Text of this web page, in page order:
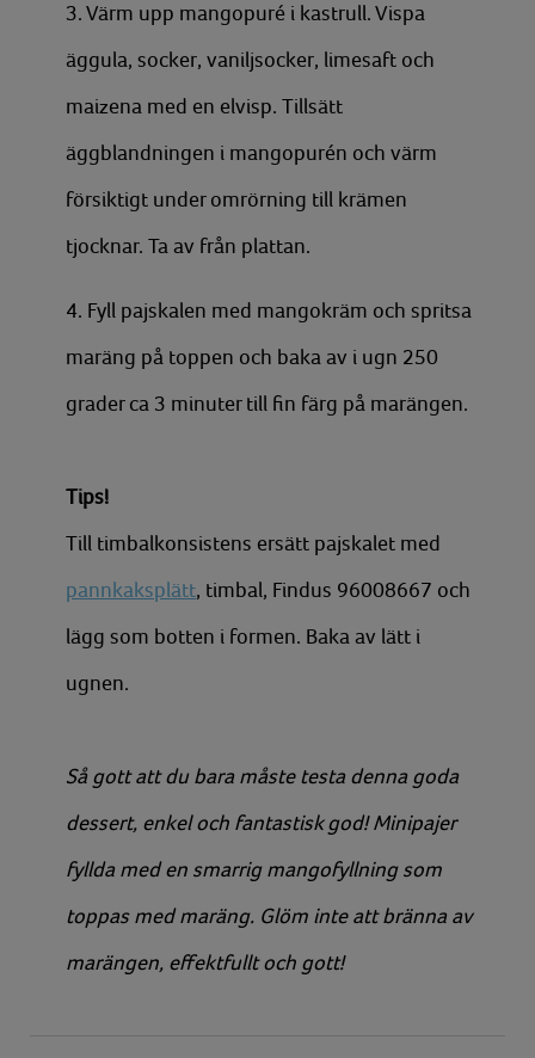
3. Värm upp mangopuré i kastrull. Vispa
äggula, socker, vaniljsocker, limesaft och
maizena med en elvisp. Tillsätt
äggblandningen i mangopurén och värm
försiktigt under omrörning till krämen
tjocknar. Ta av från plattan.
4. Fyll pajskalen med mangokräm och spritsa
maräng på toppen och baka av i ugn 250
grader ca 3 minuter till fin färg på marängen.
Tips!
Till timbalkonsistens ersätt pajskalet med
pannkaksplätt, timbal, Findus 96008667 och
lägg som botten i formen. Baka av lätt i
ugnen.
Så gott att du bara måste testa denna goda
dessert, enkel och fantastisk god! Minipajer
fyllda med en smarrig mangofyllning som
toppas med maräng. Glöm inte att bränna av
marängen, effektfullt och gott!